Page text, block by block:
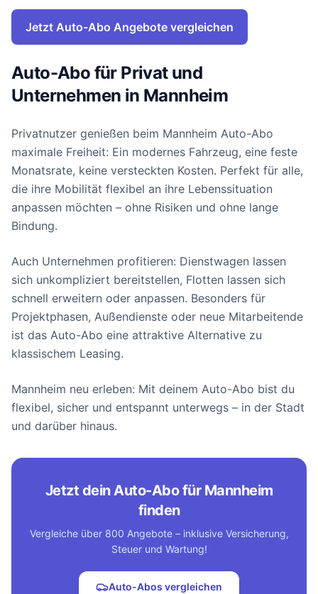
Jetzt Auto-Abo Angebote vergleichen
Auto-Abo für Privat und
Unternehmen in Mannheim
Privatnutzer genießen beim Mannheim Auto-Abo
maximale Freiheit: Ein modernes Fahrzeug, eine feste
Monatsrate, keine versteckten Kosten. Perfekt für alle,
die ihre Mobilität flexibel an ihre Lebenssituation
anpassen möchten – ohne Risiken und ohne lange
Bindung.
Auch Unternehmen profitieren: Dienstwagen lassen
sich unkompliziert bereitstellen, Flotten lassen sich
schnell erweitern oder anpassen. Besonders für
Projektphasen, Außendienste oder neue Mitarbeitende
ist das Auto-Abo eine attraktive Alternative zu
klassischem Leasing.
Mannheim neu erleben: Mit deinem Auto-Abo bist du
flexibel, sicher und entspannt unterwegs – in der Stadt
und darüber hinaus.
Jetzt dein Auto-Abo für Mannheim
finden
Vergleiche über 800 Angebote – inklusive Versicherung,
Steuer und Wartung!
Auto-Abos vergleichen